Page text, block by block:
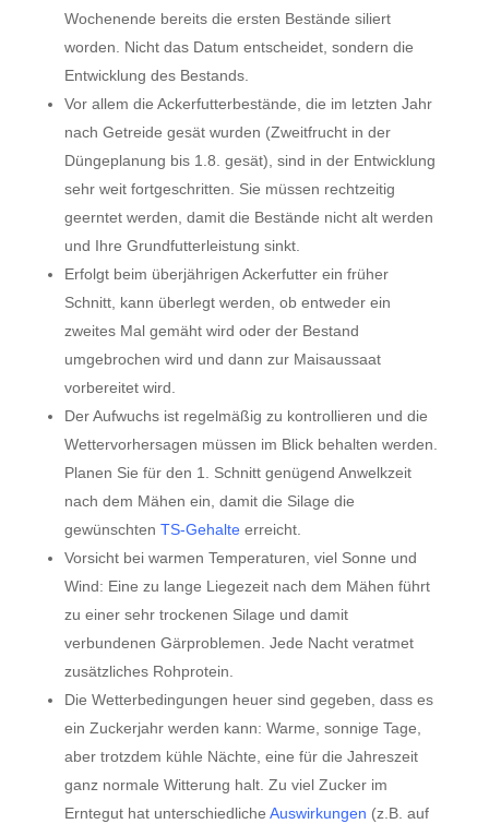
Wochenende bereits die ersten Bestände siliert
worden. Nicht das Datum entscheidet, sondern die
Entwicklung des Bestands.
Vor allem die Ackerfutterbestände, die im letzten Jahr
nach Getreide gesät wurden (Zweitfrucht in der
Düngeplanung bis 1.8. gesät), sind in der Entwicklung
sehr weit fortgeschritten. Sie müssen rechtzeitig
geerntet werden, damit die Bestände nicht alt werden
und Ihre Grundfutterleistung sinkt.
Erfolgt beim überjährigen Ackerfutter ein früher
Schnitt, kann überlegt werden, ob entweder ein
zweites Mal gemäht wird oder der Bestand
umgebrochen wird und dann zur Maisaussaat
vorbereitet wird.
Der Aufwuchs ist regelmäßig zu kontrollieren und die
Wettervorhersagen müssen im Blick behalten werden.
Planen Sie für den 1. Schnitt genügend Anwelkzeit
nach dem Mähen ein, damit die Silage die
gewünschten TS-Gehalteerreicht.
Vorsicht bei warmen Temperaturen, viel Sonne und
Wind: Eine zu lange Liegezeit nach dem Mähen führt
zu einer sehr trockenen Silage und damit
verbundenen Gärproblemen. Jede Nacht veratmet
zusätzliches Rohprotein.
Die Wetterbedingungen heuer sind gegeben, dass es
ein Zuckerjahr werden kann: Warme, sonnige Tage,
aber trotzdem kühle Nächte, eine für die Jahreszeit
ganz normale Witterung halt. Zu viel Zucker im
Erntegut hat unterschiedliche Auswirkungen (z.B. auf